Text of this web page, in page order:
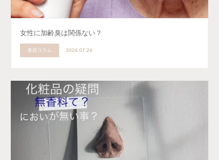
女性に加齢臭は関係ない？
美容コラム 2024.07.24